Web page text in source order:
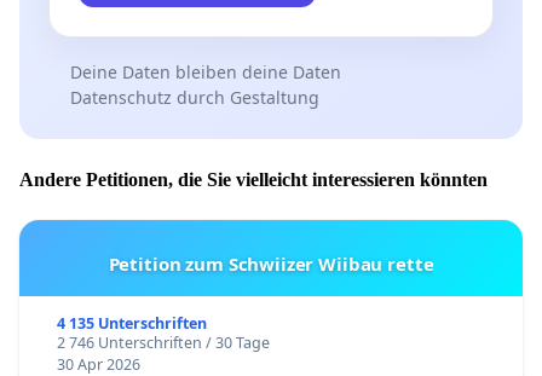
Deine Daten bleiben deine Daten
Datenschutz durch Gestaltung
Andere Petitionen, die Sie vielleicht interessieren könnten
Petition zum Schwiizer Wiibau rette
4 135 Unterschriften
2 746 Unterschriften / 30 Tage
30 Apr 2026